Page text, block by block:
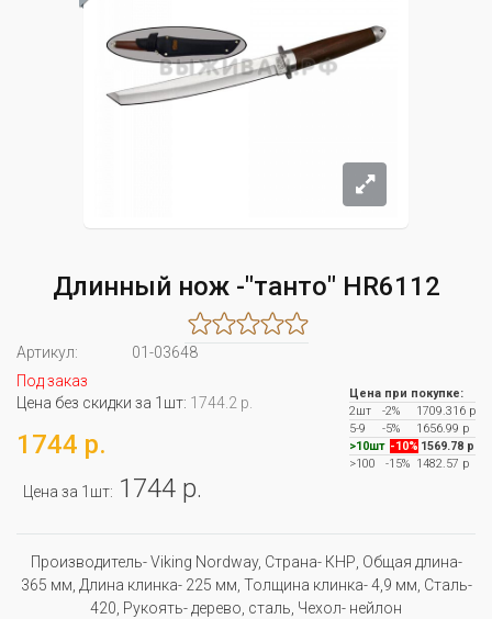
Длинный нож -"танто" HR6112
Артикул:
01-03648
Под заказ
Цена без скидки за 1шт: 1744.2 р.
1744 р.
Цена за 1шт: 1744 р.
Цена при покупке:
2шт
-2%
1709.316 р
5-9
-5%
1656.99 р
>10шт -10% 1569.78 р
>100
-15% 1482.57 р
Производитель- Viking Nordway, Страна- КНР, Oбщая длина-
365 мм, Длина клинка- 225 мм, Толщина клинка- 4,9 мм, Сталь-
420, Рукоять- дерево, сталь, Чехол- нейлон